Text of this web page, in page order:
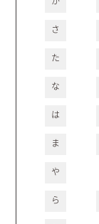
さ
た
な
は
ま
や
ら